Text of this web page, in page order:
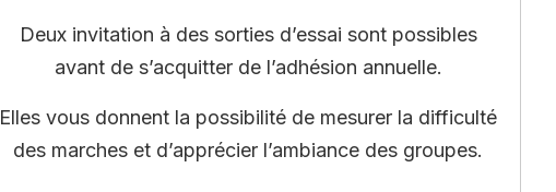
Deux invitation à des sorties d’essai sont possibles
avant de s’acquitter de l’adhésion annuelle.
Elles vous donnent la possibilité de mesurer la difficulté
des marches et d’apprécier l’ambiance des groupes.